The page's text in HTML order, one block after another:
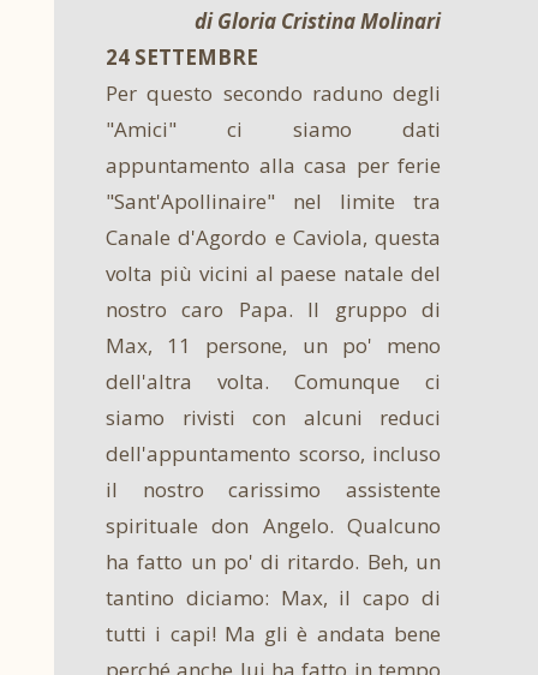
di Gloria Cristina Molinari
24 SETTEMBRE
Per questo secondo raduno degli
"Amici" ci siamo dati
appuntamento alla casa per ferie
"Sant'Apollinaire" nel limite tra
Canale d'Agordo e Caviola, questa
volta più vicini al paese natale del
nostro caro Papa. Il gruppo di
Max, 11 persone, un po' meno
dell'altra volta. Comunque ci
siamo rivisti con alcuni reduci
dell'appuntamento scorso, incluso
il nostro carissimo assistente
spirituale don Angelo. Qualcuno
ha fatto un po' di ritardo. Beh, un
tantino diciamo: Max, il capo di
tutti i capi! Ma gli è andata bene